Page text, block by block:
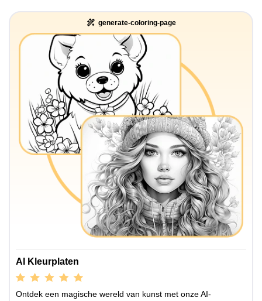
generate-coloring-page
AI Kleurplaten
Ontdek een magische wereld van kunst met onze AI-